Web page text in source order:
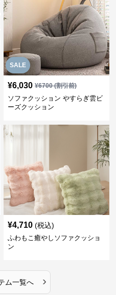
SALE
¥6,030 ¥6700(割引前)
ソファクッション やすらぎ雲ビ
ーズクッション
¥4,710 (税込)
ふわもこ癒やしソファクッショ
ン
ム一覧へ ›